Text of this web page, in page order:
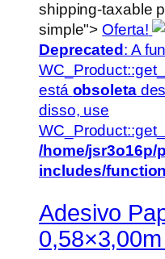
shipping-taxable
simple"> Oferta!
Deprecated : A
está obsoleta
disso, use
/home/jsr3o16p/
includes/
Adesivo